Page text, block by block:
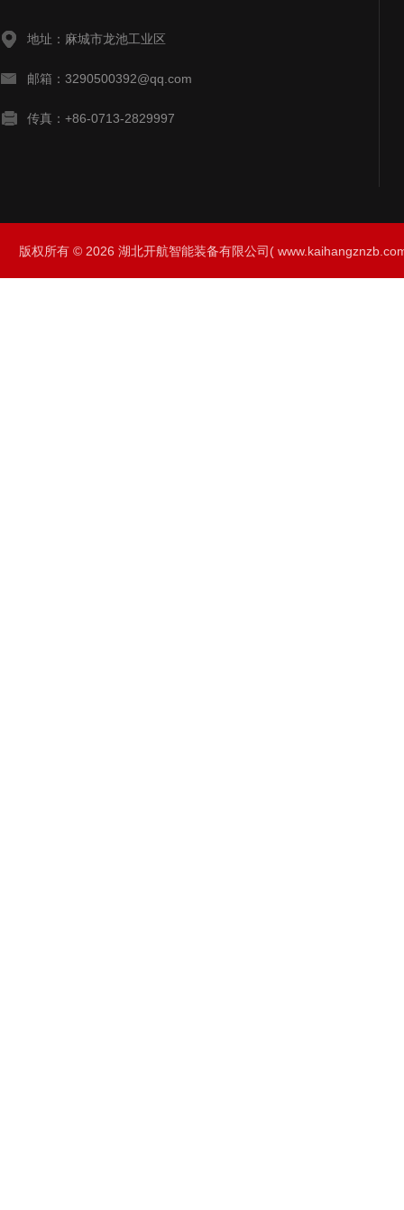
地址：麻城市龙池工业区
邮箱：3290500392@qq.com
传真：+86-0713-2829997
版权所有 © 2026 湖北开航智能装备有限公司(